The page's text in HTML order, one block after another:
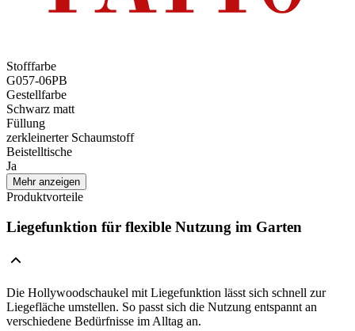
Stofffarbe
G057-06PB
Gestellfarbe
Schwarz matt
Füllung
zerkleinerter Schaumstoff
Beistelltische
Ja
Mehr anzeigen
Produktvorteile
Liegefunktion für flexible Nutzung im Garten
Die Hollywoodschaukel mit Liegefunktion lässt sich schnell zur
Liegefläche umstellen. So passt sich die Nutzung entspannt an
verschiedene Bedürfnisse im Alltag an.